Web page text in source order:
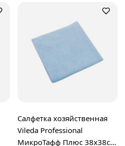
Салфетка хозяйственная
Vileda Professional
МикроТафф Плюс 38х38см,